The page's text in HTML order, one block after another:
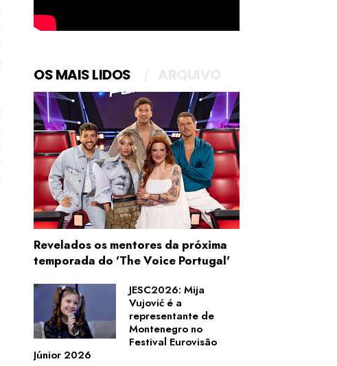
OS MAIS LIDOS
Revelados os mentores da próxima
temporada do 'The Voice Portugal'
JESC2026: Mija
Vujović é a
representante de
Montenegro no
Festival Eurovisão
Júnior 2026